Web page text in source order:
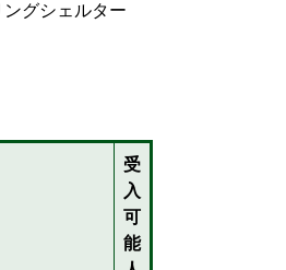
グシェルター
受
入
可
能